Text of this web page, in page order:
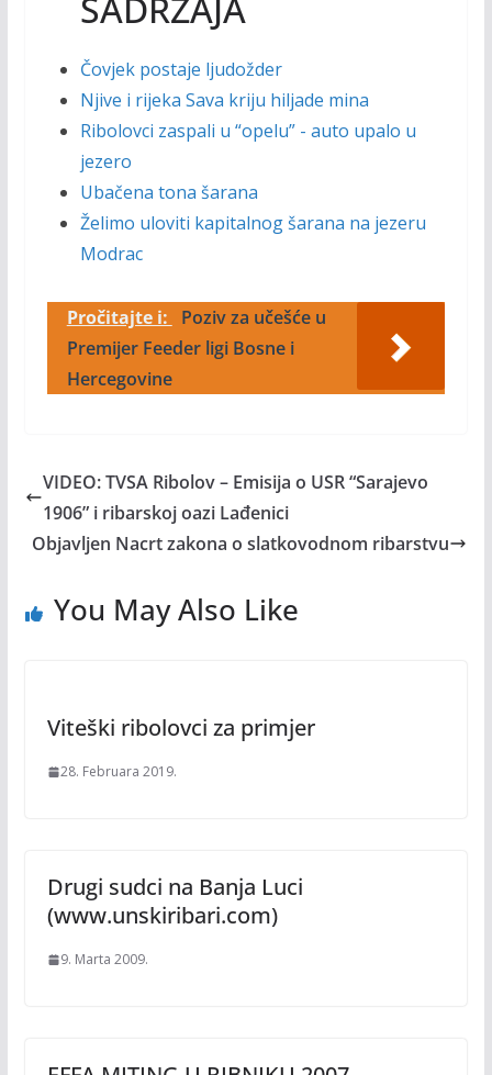
SADRŽAJA
Čovjek postaje ljudožder
Njive i rijeka Sava kriju hiljade mina
Ribolovci zaspali u “opelu” - auto upalo u
jezero
Ubačena tona šarana
Želimo uloviti kapitalnog šarana na jezeru
Modrac
Pročitajte i:
Poziv za učešće u
Premijer Feeder ligi Bosne i
Hercegovine
VIDEO: TVSA Ribolov – Emisija o USR “Sarajevo
1906” i ribarskoj oazi Lađenici
Objavljen Nacrt zakona o slatkovodnom ribarstvu
You May Also Like
Viteški ribolovci za primjer
28. Februara 2019.
Drugi sudci na Banja Luci
(www.unskiribari.com)
9. Marta 2009.